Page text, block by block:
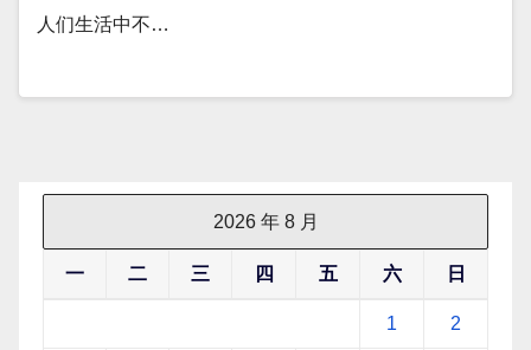
人们生活中不…
2026 年 8 月
一 二 三 四 五 六 日
1 2